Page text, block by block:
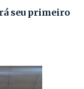
seu primeiro